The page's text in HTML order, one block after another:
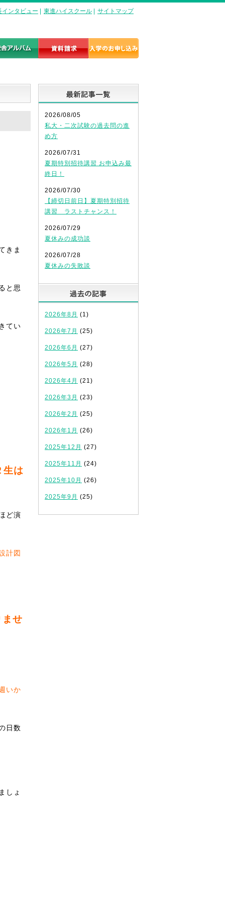
インタビュー 東進ハイスクール サイトマップ
きま
と思
てい
生は
ど演
計図
ませ
いか
日数
しょ
2026/08/05
私大・二次試験の過去問の進
め方
2026/07/31
夏期特別招待講習 お申込み最
終日！
2026/07/30
【締切日前日】夏期特別招待
講習 ラストチャンス！
2026/07/29
夏休みの成功談
2026/07/28
夏休みの失敗談
2026年8月 (1)
2026年7月 (25)
2026年6月 (27)
2026年5月 (28)
2026年4月 (21)
2026年3月 (23)
2026年2月 (25)
2026年1月 (26)
2025年12月 (27)
2025年11月 (24)
2025年10月 (26)
2025年9月 (25)